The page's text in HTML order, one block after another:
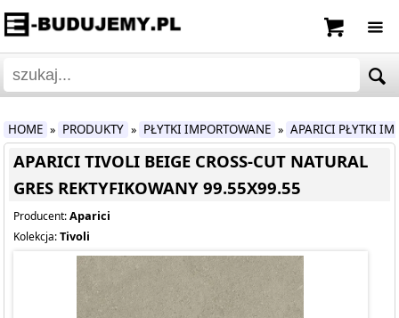
HOME » PRODUKTY » PŁYTKI IMPORTOWANE » APARICI PŁYTKI
APARICI TIVOLI BEIGE CROSS-CUT NATURAL
GRES REKTYFIKOWANY 99.55X99.55
Producent:Aparici
Kolekcja:Tivoli